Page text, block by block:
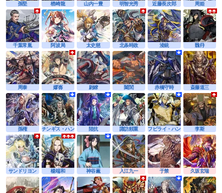
孫堅 楢崎龍 山内一豊 明智光秀 近藤長次郎 周姫
千葉常胤 阿波局 太史慈 北条時政 淩統 魏冄
周泰 嫪毐 尉繚 闔閭 赤橋守時 斎藤道三
孫権 チンギス・ハン 陸抗 諏訪頼重 フビライ・ハン 李斯
サンドリヨン 楊端和 神谷薫 入江九一 于禁 久坂玄瑞